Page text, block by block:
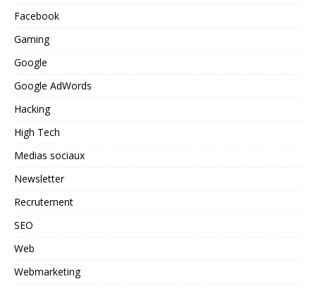
Facebook
Gaming
Google
Google AdWords
Hacking
High Tech
Medias sociaux
Newsletter
Recrutement
SEO
Web
Webmarketing